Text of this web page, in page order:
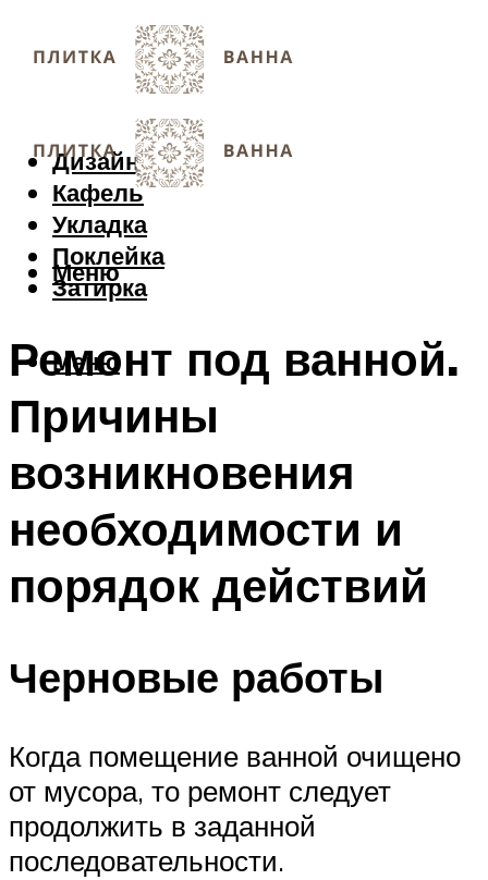
Дизайн
Кафель
Укладка
Поклейка
Затирка
Меню
Меню
Ремонт под ванной.
Причины
возникновения
необходимости и
порядок действий
Черновые работы
Когда помещение ванной очищено
от мусора, то ремонт следует
продолжить в заданной
последовательности.